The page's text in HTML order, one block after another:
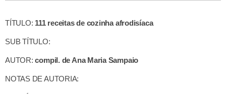
TÍTULO: 111 receitas de cozinha afrodisíaca
SUB TÍTULO:
AUTOR:compil. de Ana Maria Sampaio
NOTAS DE AUTORIA: